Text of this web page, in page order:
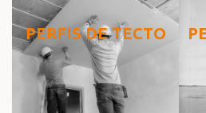
PERFIS DE TECTO